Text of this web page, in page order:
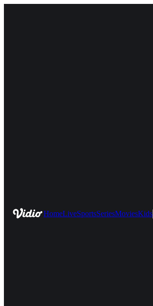
HomeLiveSportsSeriesMoviesKids